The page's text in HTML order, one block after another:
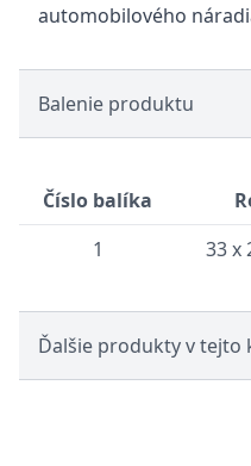
automobilového
Balenie produktu
Číslo balíka
1
33 x
Ďalšie produkty v tejto